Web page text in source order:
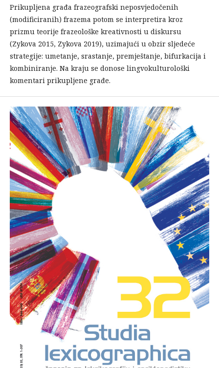
Prikupljena građa frazeografski neposvjedočenih
(modificiranih) frazema potom se interpretira kroz
prizmu teorije frazeološke kreativnosti u diskursu
(Zykova 2015, Zykova 2019), uzimajući u obzir sljedeće
strategije: umetanje, srastanje, premještanje, bifurkacija i
kombiniranje. Na kraju se donose lingvokulturološki
komentari prikupljene građe.